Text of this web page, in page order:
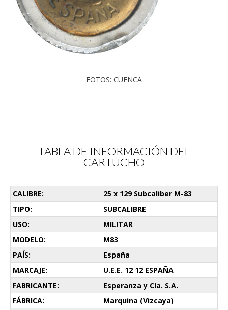
FOTOS: CUENCA
TABLA DE INFORMACIÓN DEL
CARTUCHO
CALIBRE:
25 x 129 Subcaliber M-83
TIPO:
SUBCALIBRE
USO:
MILITAR
MODELO:
M83
PAÍS:
España
MARCAJE:
U.E.E. 12 12 ESPAÑA
FABRICANTE:
Esperanza y Cía. S.A.
FÁBRICA:
Marquina (Vizcaya)